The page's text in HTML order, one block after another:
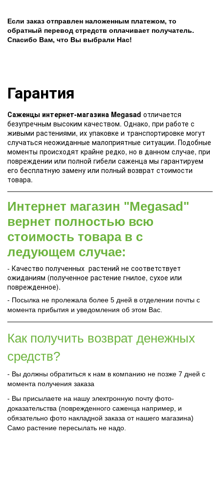
Если заказ отправлен наложенным платежом, то
обратный перевод стредств оплачивает получатель.
Спасибо Вам, что Вы выбрали Нас!
Гарантия
Саженцы интернет-магазина Megasad отличается
безупречным высоким качеством. Однако, при работе с
живыми растениями, их упаковке и транспортировке могут
случаться неожиданные малоприятные ситуации. Подобные
моменты происходят крайне редко, но в данном случае, при
повреждении или полной гибели саженца мы гарантируем
его бесплатную замену или полный возврат стоимости
товара.
Интернет магазин "Megasad"
вернет полностью всю
стоимость товара в с
ледующем случае:
- Качество полученных растений не соответствует
ожиданиям (полученное растение гнилое, сухое или
поврежденное).
- Посылка не пролежала более 5 дней в отделении почты с
момента прибытия и уведомления об этом Вас.
Как получить возврат денежных
средств?
- Вы должны обратиться к нам в компанию не позже 7 дней с
момента получения заказа
- Вы присылаете на нашу электронную почту фото-
доказательства (поврежденного саженца например, и
обязательно фото накладной заказа от нашего магазина)
Само растение пересылать не надо.